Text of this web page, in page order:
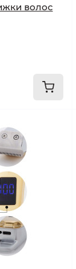
волос